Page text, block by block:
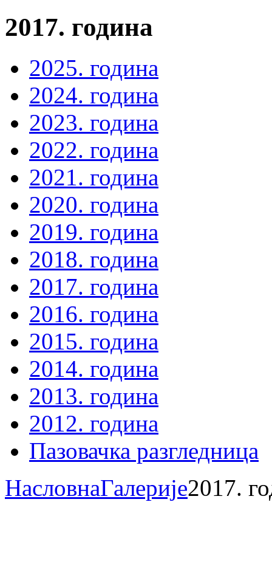
2017. година
2025. година
2024. година
2023. година
2022. година
2021. година
2020. година
2019. година
2018. година
2017. година
2016. година
2015. година
2014. година
2013. година
2012. година
Пазовачка разгледница
НасловнаГалерије2017.